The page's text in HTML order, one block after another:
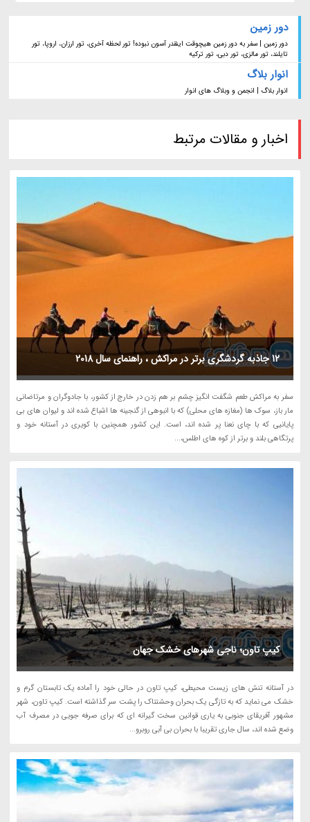
دور زمین
دور زمین | سفر به دور زمین هیچوقت اینقدر آسون نبوده! تور لحظه آخری، تور ارزان، اروپا، تور
تایلند، تور مالزی، تور دبی، تور ترکیه
انوار بلاگ
انوار بلاگ | انجمن و وبلاگ های انوار
اخبار و مقالات مرتبط
12 جاذبه گردشگری برتر در مراکش ، راهنمای سال 2018
سفر به مراکش طعم شگفت انگیز چشم بر هم زدن در خارج از کشور، با جادوگران و مرتاضانی
مار باز، سوک ها (مغازه های محلی) که با انبوهی از گنجینه ها اشباع شده اند و لیوان های بی
پایانیی که با چای نعنا پر شده اند، است. این کشور همچنین با کویری در آستانه خود و
پرتگاهی بلند و برتر از کوه های اطلس،...
کیپ تاون؛ ناجی شهرهای خشک جهان
در آستانه تنش های زیست محیطی، کیپ تاون در حالی خود را آماده یک تابستان گرم و
خشک می نماید که به تازگی یک بحران وحشتناک را پشت سر گذاشته است. کیپ تاون، شهر
مشهور آفریقای جنوبی به یاری قوانین سخت گیرانه ای که برای صرفه جویی در مصرف آب
وضع شده اند، سال جاری تقریبا با بحران بی آبی روبرو...